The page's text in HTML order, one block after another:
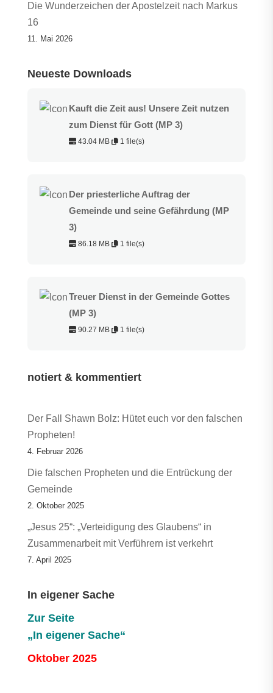
Die Wunderzeichen der Apostelzeit nach Markus
16
11. Mai 2026
Neueste Downloads
Kauft die Zeit aus! Unsere Zeit nutzen
zum Dienst für Gott (MP 3)
43.04 MB 1 file(s)
Der priesterliche Auftrag der
Gemeinde und seine Gefährdung (MP
3)
86.18 MB 1 file(s)
Treuer Dienst in der Gemeinde Gottes
(MP 3)
90.27 MB 1 file(s)
notiert & kommentiert
Der Fall Shawn Bolz: Hütet euch vor den falschen
Propheten!
4. Februar 2026
Die falschen Propheten und die Entrückung der
Gemeinde
2. Oktober 2025
„Jesus 25“: „Verteidigung des Glaubens“ in
Zusammenarbeit mit Verführern ist verkehrt
7. April 2025
In eigener Sache
Zur Seite
„In eigener Sache“
Oktober 2025